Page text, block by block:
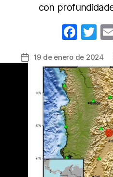
con
F
c
e
b
o
o
k
T
itt
er
Fecha
entrada
19 de enero de 2024